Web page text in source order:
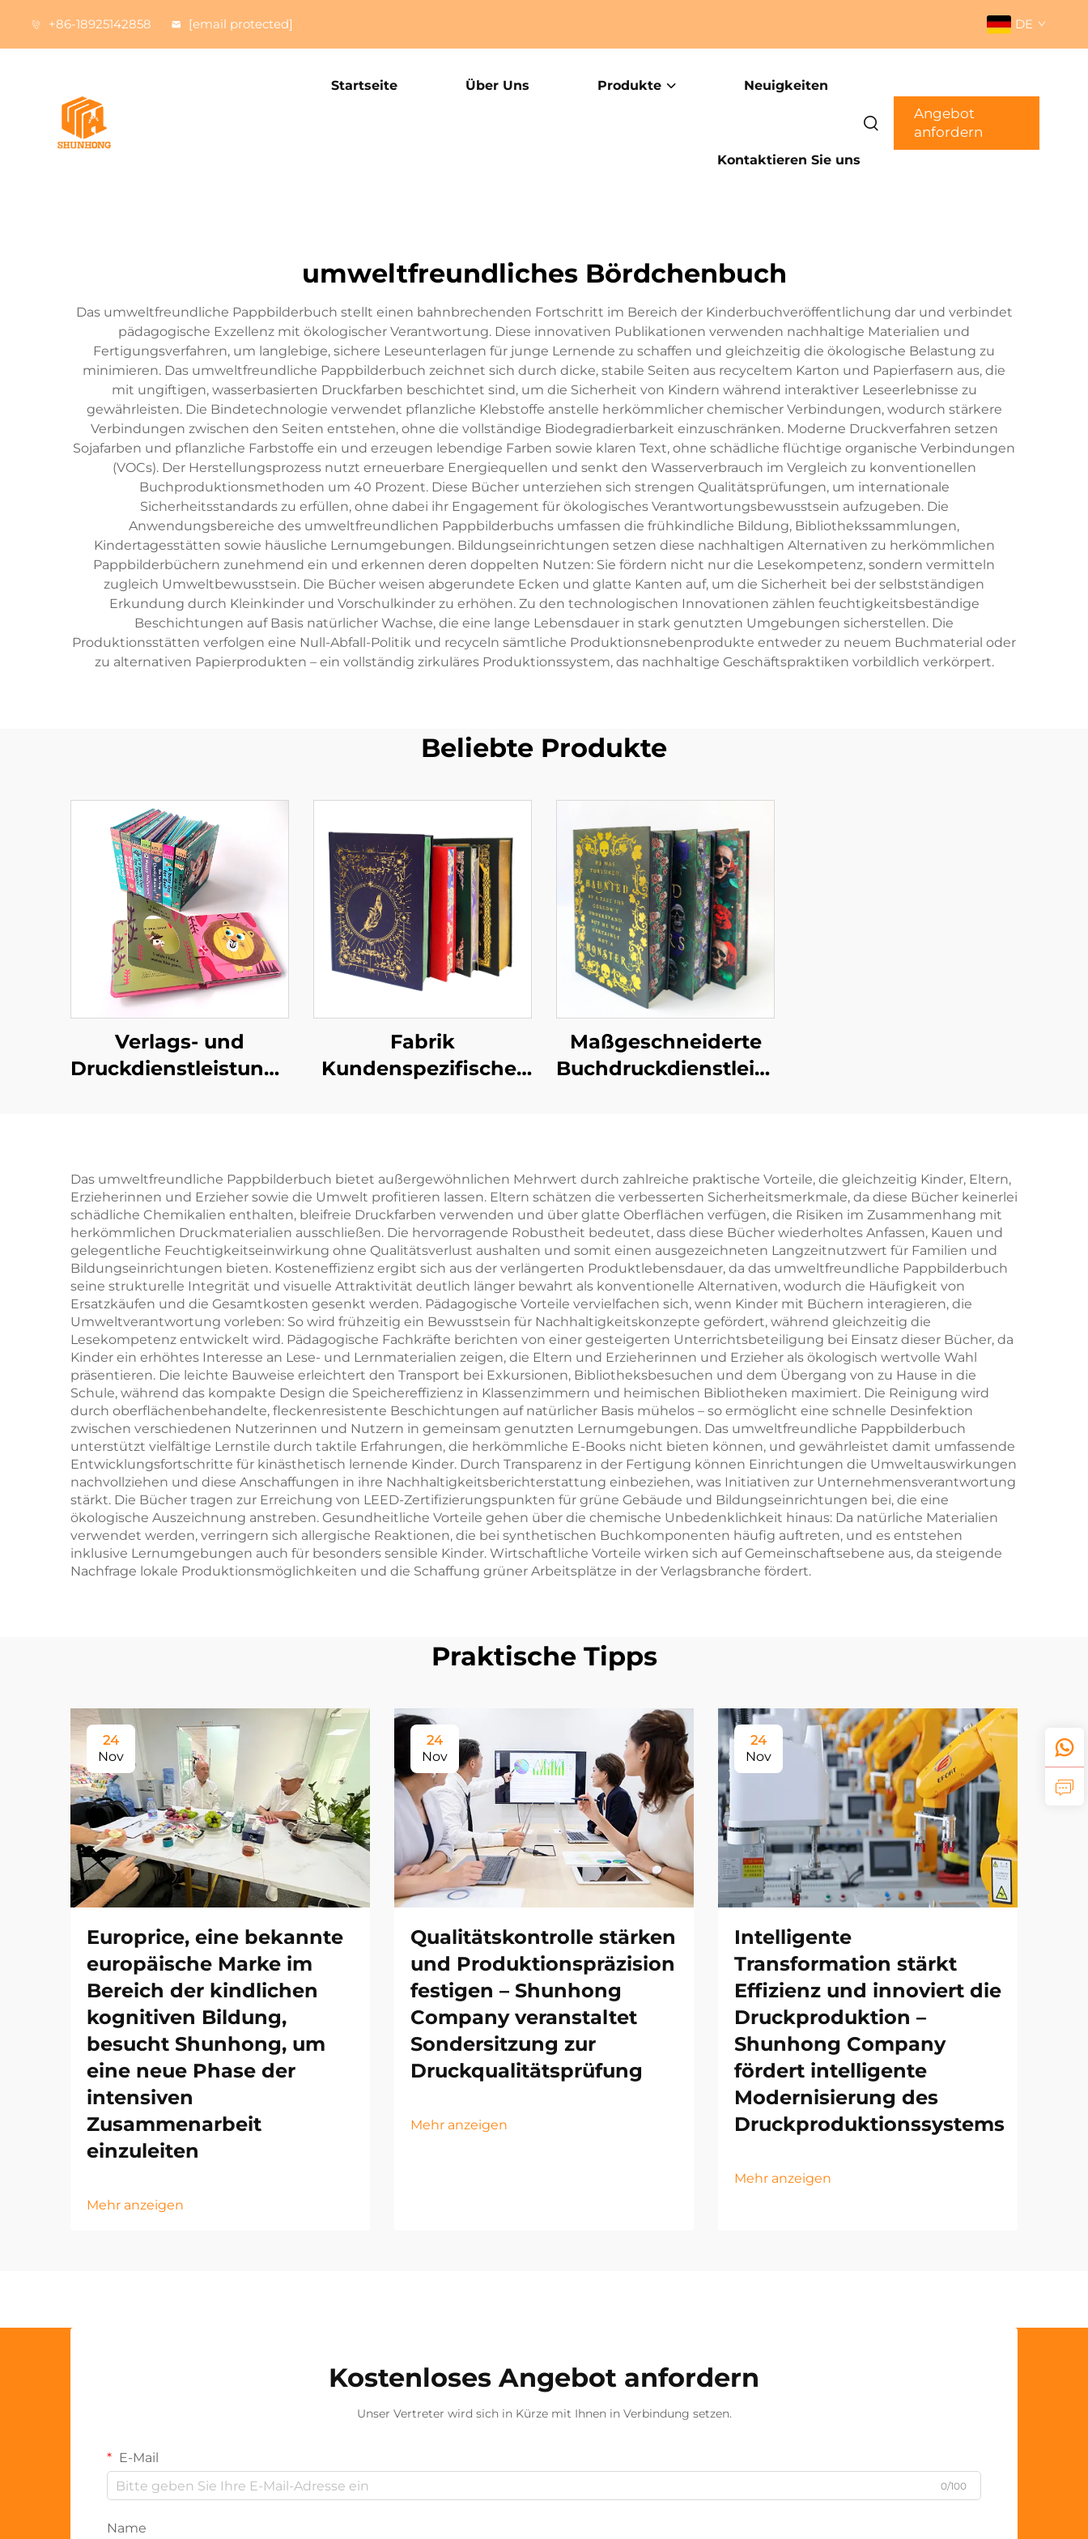
+86-18925142858 [email protected] DE
Startseite Über Uns Produkte Neuigkeiten
Kontaktieren Sie uns
Angebot
anfordern
umweltfreundliches Bördchenbuch
Das umweltfreundliche Pappbilderbuch stellt einen bahnbrechenden Fortschritt im Bereich der Kinderbuchveröffentlichung dar und verbindet
pädagogische Exzellenz mit ökologischer Verantwortung. Diese innovativen Publikationen verwenden nachhaltige Materialien und
Fertigungsverfahren, um langlebige, sichere Leseunterlagen für junge Lernende zu schaffen und gleichzeitig die ökologische Belastung zu
minimieren. Das umweltfreundliche Pappbilderbuch zeichnet sich durch dicke, stabile Seiten aus recyceltem Karton und Papierfasern aus, die
mit ungiftigen, wasserbasierten Druckfarben beschichtet sind, um die Sicherheit von Kindern während interaktiver Leseerlebnisse zu
gewährleisten. Die Bindetechnologie verwendet pflanzliche Klebstoffe anstelle herkömmlicher chemischer Verbindungen, wodurch stärkere
Verbindungen zwischen den Seiten entstehen, ohne die vollständige Biodegradierbarkeit einzuschränken. Moderne Druckverfahren setzen
Sojafarben und pflanzliche Farbstoffe ein und erzeugen lebendige Farben sowie klaren Text, ohne schädliche flüchtige organische Verbindungen
(VOCs). Der Herstellungsprozess nutzt erneuerbare Energiequellen und senkt den Wasserverbrauch im Vergleich zu konventionellen
Buchproduktionsmethoden um 40 Prozent. Diese Bücher unterziehen sich strengen Qualitätsprüfungen, um internationale
Sicherheitsstandards zu erfüllen, ohne dabei ihr Engagement für ökologisches Verantwortungsbewusstsein aufzugeben. Die
Anwendungsbereiche des umweltfreundlichen Pappbilderbuchs umfassen die frühkindliche Bildung, Bibliothekssammlungen,
Kindertagesstätten sowie häusliche Lernumgebungen. Bildungseinrichtungen setzen diese nachhaltigen Alternativen zu herkömmlichen
Pappbilderbüchern zunehmend ein und erkennen deren doppelten Nutzen: Sie fördern nicht nur die Lesekompetenz, sondern vermitteln
zugleich Umweltbewusstsein. Die Bücher weisen abgerundete Ecken und glatte Kanten auf, um die Sicherheit bei der selbstständigen
Erkundung durch Kleinkinder und Vorschulkinder zu erhöhen. Zu den technologischen Innovationen zählen feuchtigkeitsbeständige
Beschichtungen auf Basis natürlicher Wachse, die eine lange Lebensdauer in stark genutzten Umgebungen sicherstellen. Die
Produktionsstätten verfolgen eine Null-Abfall-Politik und recyceln sämtliche Produktionsnebenprodukte entweder zu neuem Buchmaterial oder
zu alternativen Papierprodukten – ein vollständig zirkuläres Produktionssystem, das nachhaltige Geschäftspraktiken vorbildlich verkörpert.
Beliebte Produkte
Verlags- und
Druckdienstleistungen
Kindergarten
Bildung Hardcover
Bücher
Fabrik
Kundenspezifischer
Buchdruck mit
lackierten Kanten
Hardcover-
Fotoalbum mit
goldenen Kanten
Maßgeschneiderte
Buchdruckdienstleistungen,
lackierten Kanten,
Romanbuch mit
Schutzumschlag
Das umweltfreundliche Pappbilderbuch bietet außergewöhnlichen Mehrwert durch zahlreiche praktische Vorteile, die gleichzeitig Kinder, Eltern,
Erzieherinnen und Erzieher sowie die Umwelt profitieren lassen. Eltern schätzen die verbesserten Sicherheitsmerkmale, da diese Bücher keinerlei
schädliche Chemikalien enthalten, bleifreie Druckfarben verwenden und über glatte Oberflächen verfügen, die Risiken im Zusammenhang mit
herkömmlichen Druckmaterialien ausschließen. Die hervorragende Robustheit bedeutet, dass diese Bücher wiederholtes Anfassen, Kauen und
gelegentliche Feuchtigkeitseinwirkung ohne Qualitätsverlust aushalten und somit einen ausgezeichneten Langzeitnutzwert für Familien und
Bildungseinrichtungen bieten. Kosteneffizienz ergibt sich aus der verlängerten Produktlebensdauer, da das umweltfreundliche Pappbilderbuch
seine strukturelle Integrität und visuelle Attraktivität deutlich länger bewahrt als konventionelle Alternativen, wodurch die Häufigkeit von
Ersatzkäufen und die Gesamtkosten gesenkt werden. Pädagogische Vorteile vervielfachen sich, wenn Kinder mit Büchern interagieren, die
Umweltverantwortung vorleben: So wird frühzeitig ein Bewusstsein für Nachhaltigkeitskonzepte gefördert, während gleichzeitig die
Lesekompetenz entwickelt wird. Pädagogische Fachkräfte berichten von einer gesteigerten Unterrichtsbeteiligung bei Einsatz dieser Bücher, da
Kinder ein erhöhtes Interesse an Lese- und Lernmaterialien zeigen, die Eltern und Erzieherinnen und Erzieher als ökologisch wertvolle Wahl
präsentieren. Die leichte Bauweise erleichtert den Transport bei Exkursionen, Bibliotheksbesuchen und dem Übergang von zu Hause in die
Schule, während das kompakte Design die Speichereffizienz in Klassenzimmern und heimischen Bibliotheken maximiert. Die Reinigung wird
durch oberflächenbehandelte, fleckenresistente Beschichtungen auf natürlicher Basis mühelos – so ermöglicht eine schnelle Desinfektion
zwischen verschiedenen Nutzerinnen und Nutzern in gemeinsam genutzten Lernumgebungen. Das umweltfreundliche Pappbilderbuch
unterstützt vielfältige Lernstile durch taktile Erfahrungen, die herkömmliche E-Books nicht bieten können, und gewährleistet damit umfassende
Entwicklungsfortschritte für kinästhetisch lernende Kinder. Durch Transparenz in der Fertigung können Einrichtungen die Umweltauswirkungen
nachvollziehen und diese Anschaffungen in ihre Nachhaltigkeitsberichterstattung einbeziehen, was Initiativen zur Unternehmensverantwortung
stärkt. Die Bücher tragen zur Erreichung von LEED-Zertifizierungspunkten für grüne Gebäude und Bildungseinrichtungen bei, die eine
ökologische Auszeichnung anstreben. Gesundheitliche Vorteile gehen über die chemische Unbedenklichkeit hinaus: Da natürliche Materialien
verwendet werden, verringern sich allergische Reaktionen, die bei synthetischen Buchkomponenten häufig auftreten, und es entstehen
inklusive Lernumgebungen auch für besonders sensible Kinder. Wirtschaftliche Vorteile wirken sich auf Gemeinschaftsebene aus, da steigende
Nachfrage lokale Produktionsmöglichkeiten und die Schaffung grüner Arbeitsplätze in der Verlagsbranche fördert.
Praktische Tipps
24
Nov
Europrice, eine bekannte
europäische Marke im
Bereich der kindlichen
kognitiven Bildung,
besucht Shunhong, um
eine neue Phase der
intensiven
Zusammenarbeit
einzuleiten
Mehr anzeigen
24
Nov
Qualitätskontrolle stärken
und Produktionspräzision
festigen – Shunhong
Company veranstaltet
Sondersitzung zur
Druckqualitätsprüfung
Mehr anzeigen
24
Nov
Intelligente
Transformation stärkt
Effizienz und innoviert die
Druckproduktion –
Shunhong Company
fördert intelligente
Modernisierung des
Druckproduktionssystems
Mehr anzeigen
Kostenloses Angebot anfordern
Unser Vertreter wird sich in Kürze mit Ihnen in Verbindung setzen.
E-Mail
0/100
Name